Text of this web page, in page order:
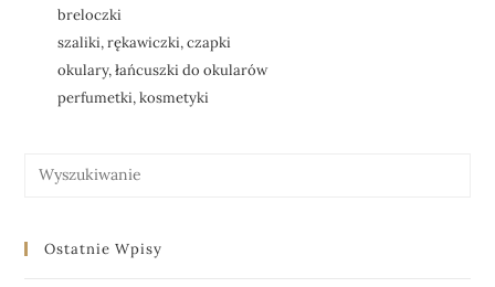
breloczki
szaliki, rękawiczki, czapki
okulary, łańcuszki do okularów
perfumetki, kosmetyki
Ostatnie Wpisy